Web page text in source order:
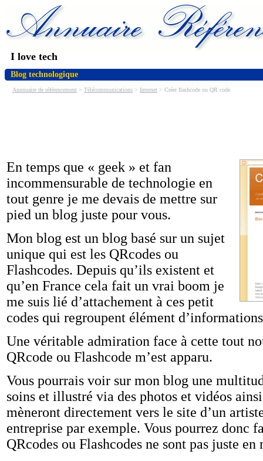
I love tech
Blog technologique
Annnuaire de référencement > Télécommunications > Internet > Créer flashcode ou QR code
En temps que « geek » et fan
incommensurable de technologie en
tout genre je me devais de mettre sur
pied un blog juste pour vous.
Mon blog est un blog basé sur un sujet
unique qui est les QRcodes ou
Flashcodes. Depuis qu’ils existent et
qu’en France cela fait un vrai boom je
me suis lié d’attachement à ces petit
codes qui regroupent élément
Une véritable admiration face à cette tout
QRcode ou Flashcode m’est apparu.
Vous pourrais voir sur mon blog une
soins et illustré via des photos et vidéos
mèneront directement vers le site d’un
entreprise par exemple. Vous pourrez donc
QRcodes ou Flashcodes ne sont pas juste